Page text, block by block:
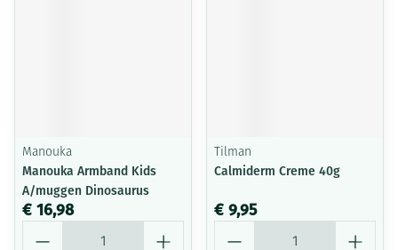
Manouka
Manouka Armband Kids
A/muggen Dinosaurus
€ 16,98
Tilman
Calmiderm Creme 40g
€ 9,95